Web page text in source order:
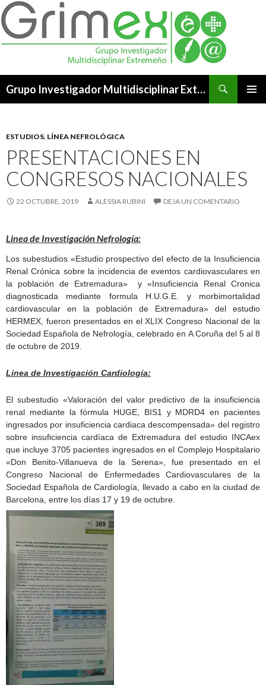
Grupo Investigador Multidisciplinar Extremeño
ESTUDIOS, LÍNEA NEFROLÓGICA
PRESENTACIONES EN
CONGRESOS NACIONALES
22 OCTUBRE, 2019 ALESSIA RUBINI DEJA UN COMENTARIO
Linea de Investigación Nefrología:
Los subestudios «Estudio prospectivo del efecto de la Insuficiencia
Renal Crónica sobre la incidencia de eventos cardiovasculares en
la población de Extremadura» y «Insuficiencia Renal Cronica
diagnosticada mediante formula H.U.G.E. y morbimortalidad
cardiovascular en la población de Extremadura» del estudio
HERMEX, fueron presentados en el XLIX Congreso Nacional de la
Sociedad Española de Nefrología, celebrado en A Coruña del 5 al 8
de octubre de 2019.
Linea de Investigación Cardiología:
El subestudio «Valoración del valor predictivo de la insuficiencia
renal mediante la fórmula HUGE, BIS1 y MDRD4 en pacientes
ingresados por insuficiencia cardiaca descompensada» del registro
sobre insuficiencia cardíaca de Extremadura del estudio INCAex
que incluye 3705 pacientes ingresados en el Complejo Hospitalario
«Don Benito-Villanueva de la Serena», fue presentado en el
Congreso Nacional de Enfermedades Cardiovasculares de la
Sociedad Española de Cardiología, llevado a cabo en la ciudad de
Barcelona, entre los días 17 y 19 de octubre.